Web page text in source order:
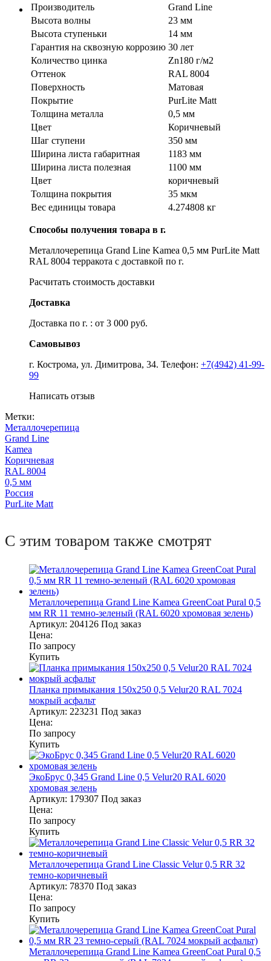
Производитель
Grand Line
Высота волны
23 мм
Высота ступеньки
14 мм
Гарантия на сквозную коррозию 30 лет
Количество цинка
Zn180 г/м2
Оттенок
RAL 8004
Поверхность
Матовая
Покрытие
PurLite Мatt
Толщина металла
0,5 мм
Цвет
Коричневый
Шаг ступени
350 мм
Ширина листа габаритная
1183 мм
Ширина листа полезная
1100 мм
Цвет
коричневый
Толщина покрытия
35 мкм
Вес единицы товара
4.274808 кг
Способы получения товара в г.
Металлочерепица Grand Line Kamea 0,5 мм PurLite Matt
RAL 8004 терракота с доставкой по г.
Расчитать стоимость доставки
Доставка
Доставка по г. : от 3 000 руб.
Самовывоз
г. Кострома, ул. Димитрова, 34. Телефон: +7(4942) 41-99-
99
Написать отзыв
Метки:
Металлочерепица
Grand Line
Kamea
Коричневая
RAL 8004
0,5 мм
Россия
PurLite Matt
С этим товаром также смотрят
Металлочерепица Grand Line Kamea GreenCoat Pural 0,5
мм RR 11 темно-зеленый (RAL 6020 хромовая зелень)
Артикул: 204126 Под заказ
Цена:
По запросу
Купить
Планка примыкания 150х250 0,5 Velur20 RAL 7024
мокрый асфальт
Артикул: 223231 Под заказ
Цена:
По запросу
Купить
ЭкоБрус 0,345 Grand Line 0,5 Velur20 RAL 6020
хромовая зелень
Артикул: 179307 Под заказ
Цена:
По запросу
Купить
Металлочерепица Grand Line Classic Velur 0,5 RR 32
темно-коричневый
Артикул: 78370 Под заказ
Цена:
По запросу
Купить
Металлочерепица Grand Line Kamea GreenCoat Pural 0,5